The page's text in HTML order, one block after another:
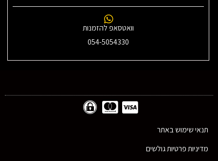
וואטסאפ להזמנות
054-5054330
תנאי שימוש באתר
מדיניות פרטיות גולשים